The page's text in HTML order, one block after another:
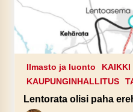
Ilmasto ja luonto
KAIKKI
KAUPUNGINHALLITUS
Lentorata olisi paha